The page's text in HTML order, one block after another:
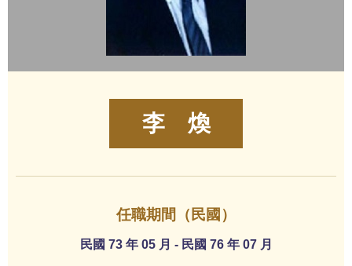
李 煥
任職期間（民國）
民國 73 年 05 月 - 民國 76 年 07 月